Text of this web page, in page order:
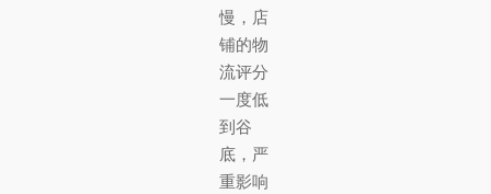
慢，店
铺的物
流评分
一度低
到谷
底，严
重影响